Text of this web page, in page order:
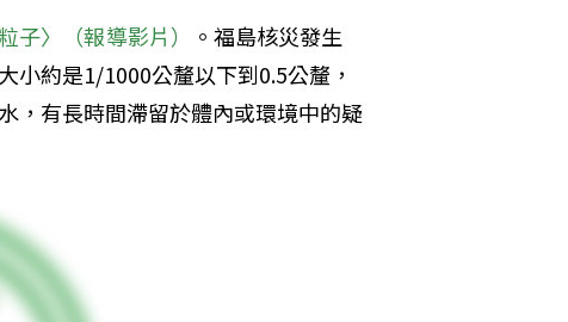
子〉 （報導影片）
。福島核災發生
小約是1/1000公釐以下到0.5公釐，
，有長時間滯留於體內或環境中的疑